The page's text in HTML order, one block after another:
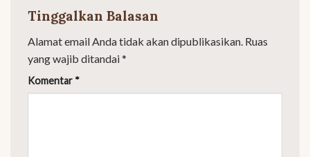
Tinggalkan Balasan
Alamat email Anda tidak akan dipublikasikan. Ruas
yang wajib ditandai*
Komentar *